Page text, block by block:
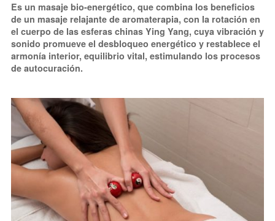
Es un masaje bio-energético, que combina los beneficios
de un masaje relajante de aromaterapia, con la rotación en
el cuerpo de las esferas chinas Ying Yang, cuya vibración y
sonido promueve el desbloqueo energético y restablece el
armonía interior, equilibrio vital, estimulando los procesos
de autocuración.